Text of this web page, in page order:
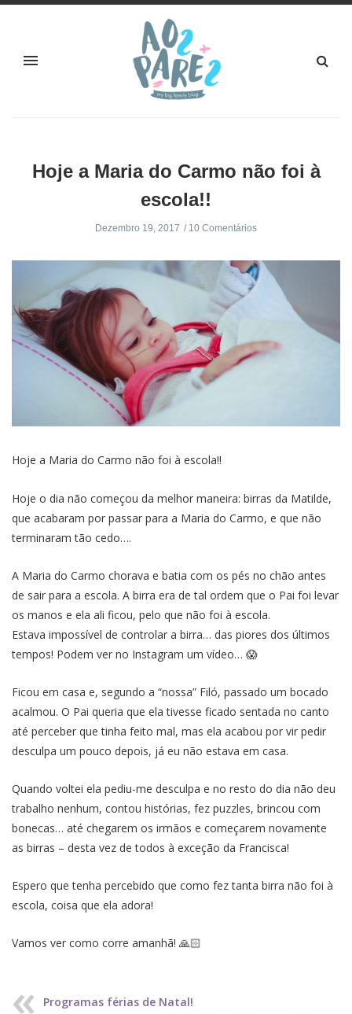
Hoje a Maria do Carmo não foi à
escola!!
Dezembro 19, 2017 10 Comentários
Hoje a Maria do Carmo não foi à escola!!
Hoje o dia não começou da melhor maneira: birras da Matilde,
que acabaram por passar para a Maria do Carmo, e que não
terminaram tão cedo….
A Maria do Carmo chorava e batia com os pés no chão antes
de sair para a escola. A birra era de tal ordem que o Pai foi levar
os manos e ela ali ficou, pelo que não foi à escola.
Estava impossível de controlar a birra… das piores dos últimos
tempos! Podem ver no Instagram um vídeo… 😱
Ficou em casa e, segundo a “nossa” Filó, passado um bocado
acalmou. O Pai queria que ela tivesse ficado sentada no canto
até perceber que tinha feito mal, mas ela acabou por vir pedir
desculpa um pouco depois, já eu não estava em casa.
Quando voltei ela pediu-me desculpa e no resto do dia não deu
trabalho nenhum, contou histórias, fez puzzles, brincou com
bonecas… até chegarem os irmãos e começarem novamente
as birras – desta vez de todos à exceção da Francisca!
Espero que tenha percebido que como fez tanta birra não foi à
escola, coisa que ela adora!
Vamos ver como corre amanhã! 🙏🏻
Programas férias de Natal!